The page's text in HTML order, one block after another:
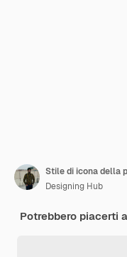
Stile di icona della
Designing Hub
Potrebbero piacerti